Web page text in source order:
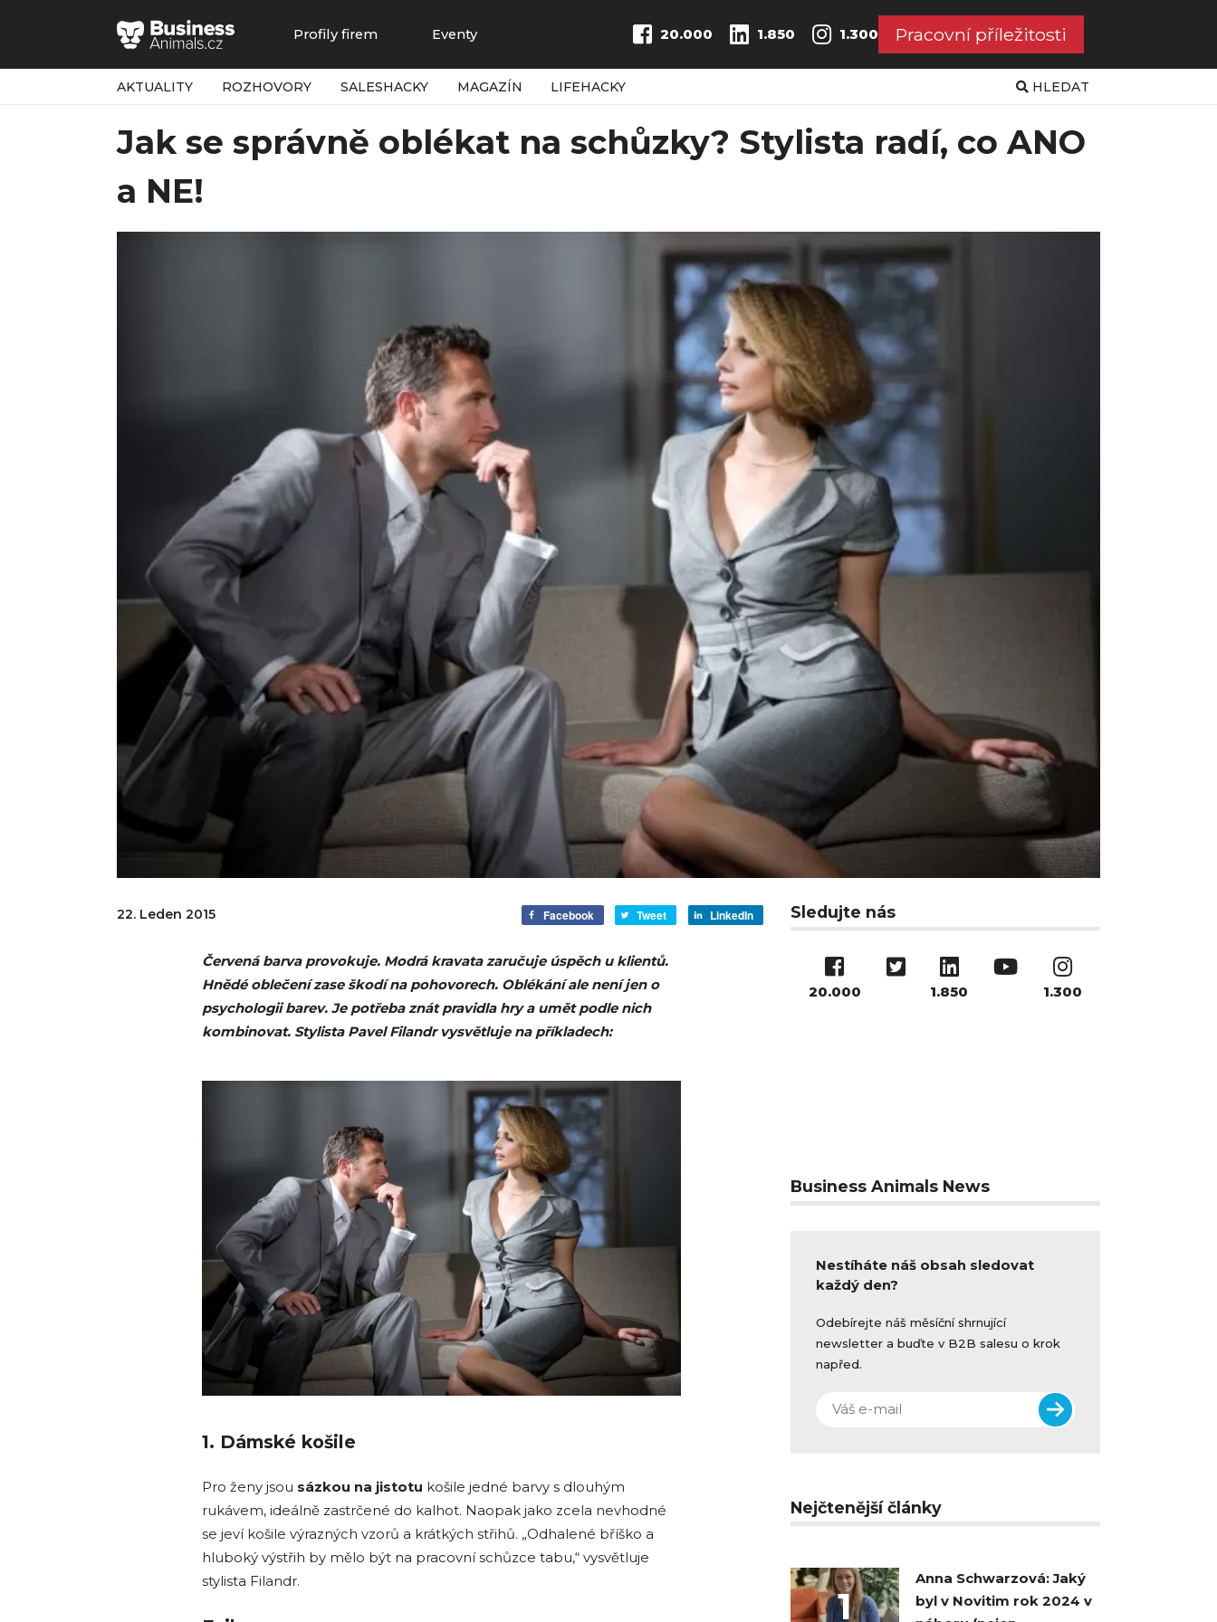
Profily firem Eventy 20.000 1.850 1.300 Pracovní příležitosti
AKTUALITY ROZHOVORY SALESHACKY MAGAZÍN LIFEHACKY HLEDAT
Jak se správně oblékat na schůzky? Stylista radí, co ANO
a NE!
22. Leden 2015 Facebook Tweet LinkedIn
Červená barva provokuje. Modrá kravata zaručuje úspěch u klientů.
Hnědé oblečení zase škodí na pohovorech. Oblékání ale není jen o
psychologii barev. Je potřeba znát pravidla hry a umět podle nich
kombinovat. Stylista Pavel Filandr vysvětluje na příkladech:
1. Dámské košile
Pro ženy jsou sázkou na jistotu košile jedné barvy s dlouhým
rukávem, ideálně zastrčené do kalhot. Naopak jako zcela nevhodné
se jeví košile výrazných vzorů a krátkých střihů. „Odhalené bříško a
hluboký výstřih by mělo být na pracovní schůzce tabu,“ vysvětluje
stylista Filandr.
Sledujte nás
20.000 1.850 1.300
Business Animals News
Nestíháte náš obsah sledovat
každý den?
Odebírejte náš měsíční shrnující
newsletter a buďte v B2B salesu o krok
napřed.
Nejčtenější články
1
Anna Schwarzová: Jaký
byl v Novitim rok 2024 v